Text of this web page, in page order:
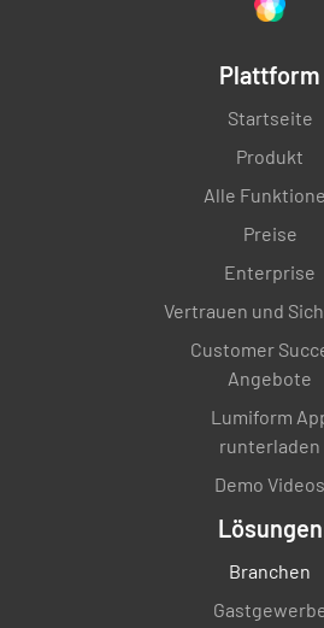
K.A.
Die Probe wurde in dem
Behälter empfangen.
Die bei der Analyse
sind korrekt (z.B.
Plattform
Startseite
Produkt
Alle
Preise
Enterprise
Vertrauen und
Customer
Angebote
Lumiform
runterladen
Demo Videos
Lösungen
Branchen